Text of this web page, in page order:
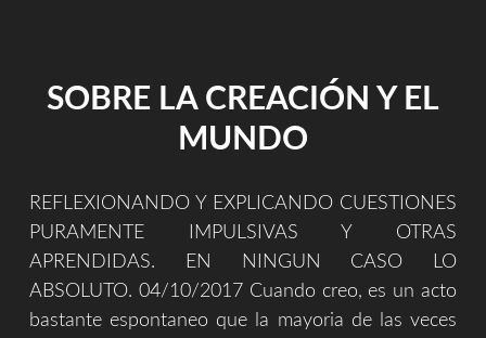
SOBRE LA CREACIÓN Y EL
MUNDO
REFLEXIONANDO Y EXPLICANDO CUESTIONES
PURAMENTE IMPULSIVAS Y OTRAS
APRENDIDAS. EN NINGUN CASO LO
ABSOLUTO. 04/10/2017 Cuando creo, es un acto
bastante espontaneo que la mayoria de las veces